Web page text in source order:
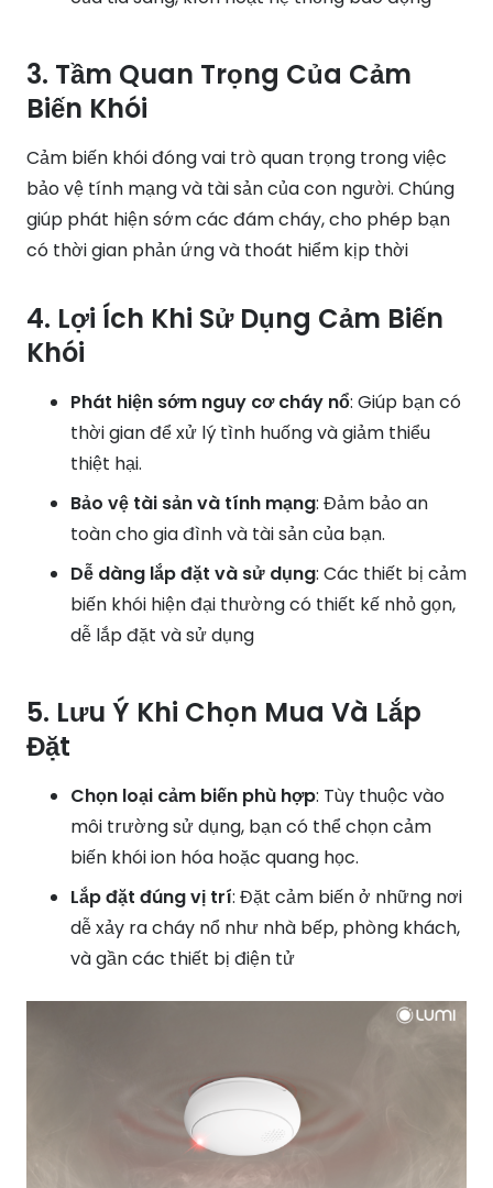
3. Tầm Quan Trọng Của Cảm
Biến Khói
Cảm biến khói đóng vai trò quan trọng trong việc
bảo vệ tính mạng và tài sản của con người. Chúng
giúp phát hiện sớm các đám cháy, cho phép bạn
có thời gian phản ứng và thoát hiểm kịp thời
4. Lợi Ích Khi Sử Dụng Cảm Biến
Khói
Phát hiện sớm nguy cơ cháy nổ: Giúp bạn có
thời gian để xử lý tình huống và giảm thiểu
thiệt hại.
Bảo vệ tài sản và tính mạng: Đảm bảo an
toàn cho gia đình và tài sản của bạn.
Dễ dàng lắp đặt và sử dụng: Các thiết bị cảm
biến khói hiện đại thường có thiết kế nhỏ gọn,
dễ lắp đặt và sử dụng
5. Lưu Ý Khi Chọn Mua Và Lắp
Đặt
Chọn loại cảm biến phù hợp: Tùy thuộc vào
môi trường sử dụng, bạn có thể chọn cảm
biến khói ion hóa hoặc quang học.
Lắp đặt đúng vị trí: Đặt cảm biến ở những nơi
dễ xảy ra cháy nổ như nhà bếp, phòng khách,
và gần các thiết bị điện tử